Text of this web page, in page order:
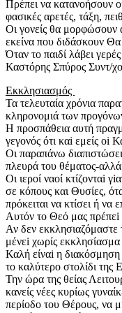
Πρέπει να κατανοήσουν
φασικές αρετές, τάξη,
Οι γονείς θα μορφώσουν
εκείνα που διδάσκουν Θα
Όταν το παιδί λάβει
Καστόρης Σπύρος Συντ/
Εκκλησιασμός
Τα τελευταία χρόνια
κληρονομιά των
Η προσπάθεια αυτή
γεγονός ότι καi εμείς οi
Οι παραπάνω
πλευρά του θέματος-
Οι ιεροί ναοί κτίζονταi
σε κόπους και Θυσίες,
πρόκειται να κτίσει ή να
Αυτόν το Θεό μας πρέπεi
Αν δεν εκκλησιαζόμαστε
μένεi χωρίς εκκλησίασμα
Καλή είναi η διακόσμηση
το καλύτερο στολίδι της
Την ώρα της θείας
κανείς νέες κυρίως
περίοδο του Θέρους, να